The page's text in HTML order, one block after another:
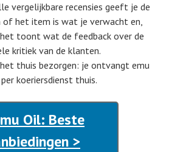
vergelijkbare recensies geeft je de
of het item is wat je verwacht en,
toont wat de feedback over de
kritiek van de klanten.
thuis bezorgen: je ontvangt emu
koeriersdienst thuis.
Oil: Beste
>